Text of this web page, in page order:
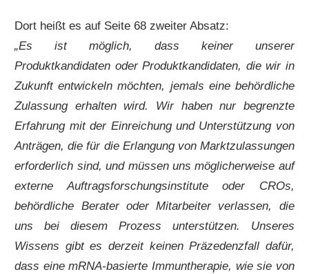
Dort heißt es auf Seite 68 zweiter Absatz:
„Es ist möglich, dass keiner unserer
Produktkandidaten oder Produktkandidaten, die wir in
Zukunft entwickeln möchten, jemals eine behördliche
Zulassung erhalten wird. Wir haben nur begrenzte
Erfahrung mit der Einreichung und Unterstützung von
Anträgen, die für die Erlangung von Marktzulassungen
erforderlich sind, und müssen uns möglicherweise auf
externe Auftragsforschungsinstitute oder CROs,
behördliche Berater oder Mitarbeiter verlassen, die
uns bei diesem Prozess unterstützen. Unseres
Wissens gibt es derzeit keinen Präzedenzfall dafür,
dass eine mRNA-basierte Immuntherapie, wie sie von